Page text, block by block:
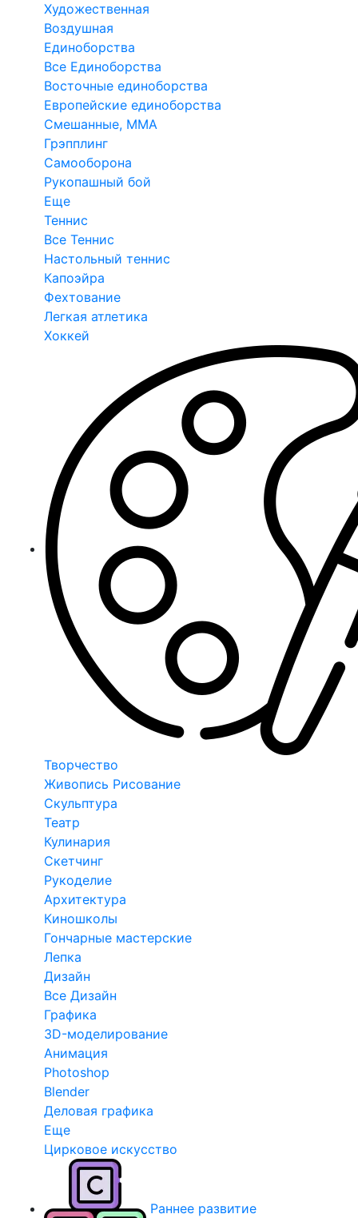
Художественная
Воздушная
Единоборства
Все Единоборства
Восточные единоборства
Европейские единоборства
Смешанные, ММА
Грэпплинг
Самооборона
Рукопашный бой
Еще
Теннис
Все Теннис
Настольный теннис
Капоэйра
Фехтование
Легкая атлетика
Хоккей
Творчество
Живопись Рисование
Скульптура
Театр
Кулинария
Скетчинг
Рукоделие
Архитектура
Киношколы
Гончарные мастерские
Лепка
Дизайн
Все Дизайн
Графика
3D-моделирование
Анимация
Photoshop
Blender
Деловая графика
Еще
Цирковое искусство
Раннее развитие